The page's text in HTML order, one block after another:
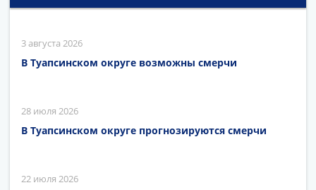
3 августа 2026
В Туапсинском округе возможны смерчи
28 июля 2026
В Туапсинском округе прогнозируются смерчи
22 июля 2026